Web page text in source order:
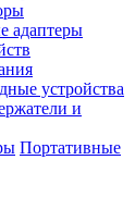
адаптеры
устройства
и
Портативные